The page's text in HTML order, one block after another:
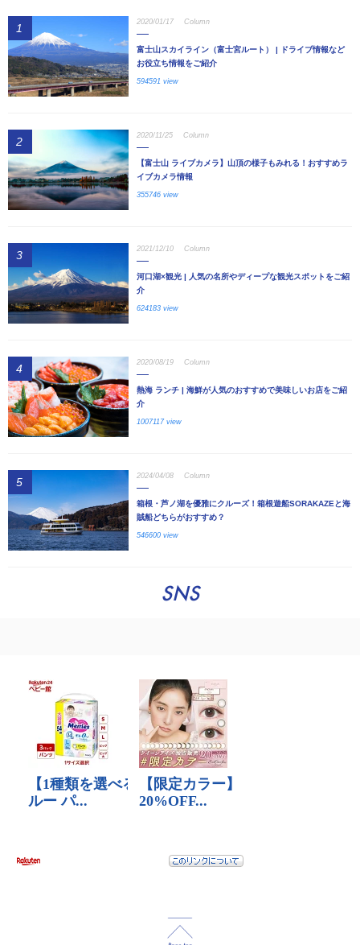
1 2020/01/17 Column
富士山スカイライン（富士宮ルート） | ドライブ情報など
お役立ち情報をご紹介
594591 view
2 2020/11/25 Column
【富士山 ライブカメラ】山頂の様子もみれる！おすすめラ
イブカメラ情報
355746 view
3 2021/12/10 Column
河口湖×観光 | 人気の名所やディープな観光スポットをご紹
介
624183 view
4 2020/08/19 Column
熱海 ランチ | 海鮮が人気のおすすめで美味しいお店をご紹
介
1007117 view
5 2024/04/08 Column
箱根・芦ノ湖を優雅にクルーズ！箱根遊船SORAKAZEと海
賊船どちらがおすすめ？
546600 view
SNS